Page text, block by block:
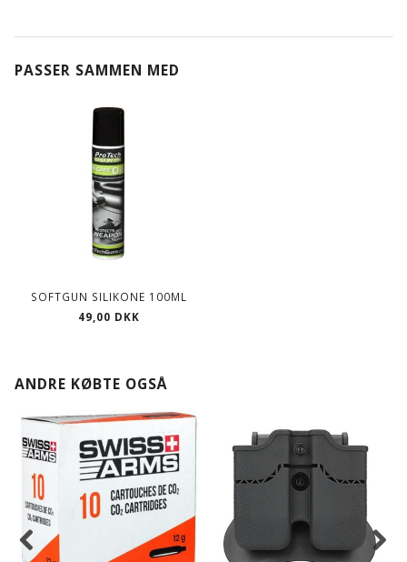
PASSER SAMMEN MED
SOFTGUN SILIKONE 100ML
49,00 DKK
ANDRE KØBTE OGSÅ